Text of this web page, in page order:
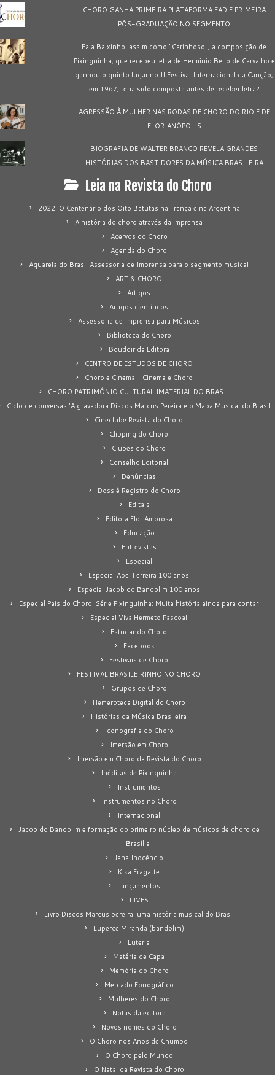
CHORO GANHA PRIMEIRA PLATAFORMA EAD E PRIMEIRA
PÓS-GRADUAÇÃO NO SEGMENTO
Fala Baixinho: assim como "Carinhoso", a composição de
Pixinguinha, que recebeu letra de Hermínio Bello de Carvalho e
ganhou o quinto lugar no II Festival Internacional da Canção,
em 1967, teria sido composta antes de receber letra?
AGRESSÃO À MULHER NAS RODAS DE CHORO DO RIO E DE
FLORIANÓPOLIS
BIOGRAFIA DE WALTER BRANCO REVELA GRANDES
HISTÓRIAS DOS BASTIDORES DA MÚSICA BRASILEIRA
Leia na Revista do Choro
2022: O Centenário dos Oito Batutas na França e na Argentina
A história do choro através da imprensa
Acervos do Choro
Agenda do Choro
Aquarela do Brasil Assessoria de Imprensa para o segmento musical
ART & CHORO
Artigos
Artigos científicos
Assessoria de Imprensa para Músicos
Biblioteca do Choro
Boudoir da Editora
CENTRO DE ESTUDOS DE CHORO
Choro e Cinema – Cinema e Choro
CHORO PATRIMÔNIO CULTURAL IMATERIAL DO BRASIL
Ciclo de conversas 'A gravadora Discos Marcus Pereira e o Mapa Musical do Brasil
Cineclube Revista do Choro
Clipping do Choro
Clubes do Choro
Conselho Editorial
Denúncias
Dossiê Registro do Choro
Editais
Editora Flor Amorosa
Educação
Entrevistas
Especial
Especial Abel Ferreira 100 anos
Especial Jacob do Bandolim 100 anos
Especial Pais do Choro: Série Pixinguinha: Muita história ainda para contar
Especial Viva Hermeto Pascoal
Estudando Choro
Facebook
Festivais de Choro
FESTIVAL BRASILEIRINHO NO CHORO
Grupos de Choro
Hemeroteca Digital do Choro
Histórias da Música Brasileira
Iconografia do Choro
Imersão em Choro
Imersão em Choro da Revista do Choro
Inéditas de Pixinguinha
Instrumentos
Instrumentos no Choro
Internacional
Jacob do Bandolim e formação do primeiro núcleo de músicos de choro de
Brasília
Jana Inocêncio
Kika Fragatte
Lançamentos
LIVES
Livro Discos Marcus pereira: uma história musical do Brasil
Luperce Miranda (bandolim)
Luteria
Matéria de Capa
Memória do Choro
Mercado Fonográfico
Mulheres do Choro
Notas da editora
Novos nomes do Choro
O Choro nos Anos de Chumbo
O Choro pelo Mundo
O Natal da Revista do Choro